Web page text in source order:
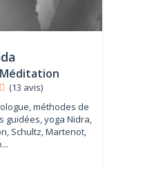
(13 avis)
méthodes de
yoga Nidra,
Schultz, Martenot,